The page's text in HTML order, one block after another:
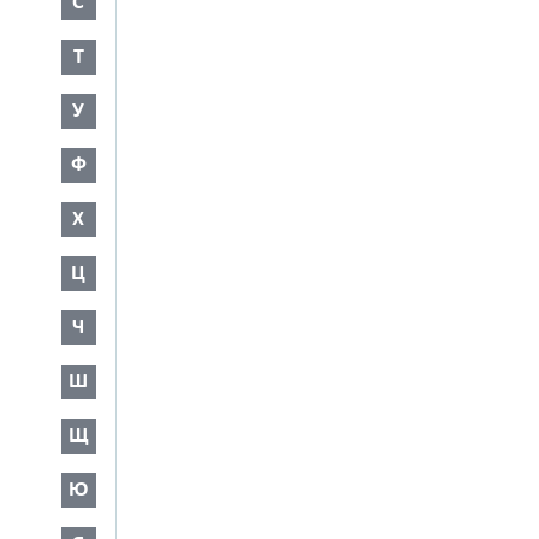
Т
У
Ф
Х
Ц
Ч
Ш
Щ
Ю